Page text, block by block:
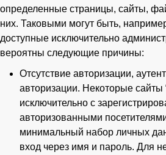
определенные страницы, сайты,
них. Таковыми могут быть,
доступные исключительно
вероятны следующие причины:
Отсутствие авторизации,
авторизации. Некоторые сайты
исключительно с
авторизованными
минимальный набор личных
вход через имя и пароль. Для